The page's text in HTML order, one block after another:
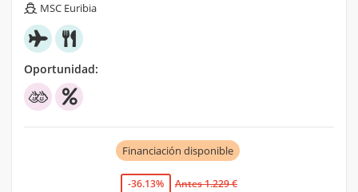
MSC Euribia
Oportunidad:
Financiación disponible
-36.13%
Antes 1.229 €